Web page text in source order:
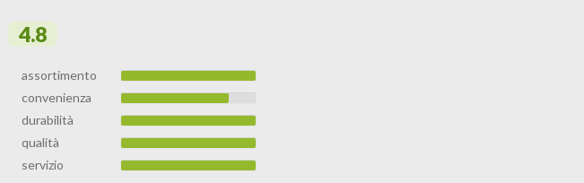
4.8
assortimento
convenienza
durabilità
qualità
servizio